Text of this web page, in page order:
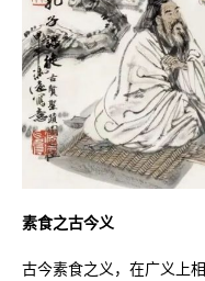
素食之古今义
古今素食之义，在广义上相